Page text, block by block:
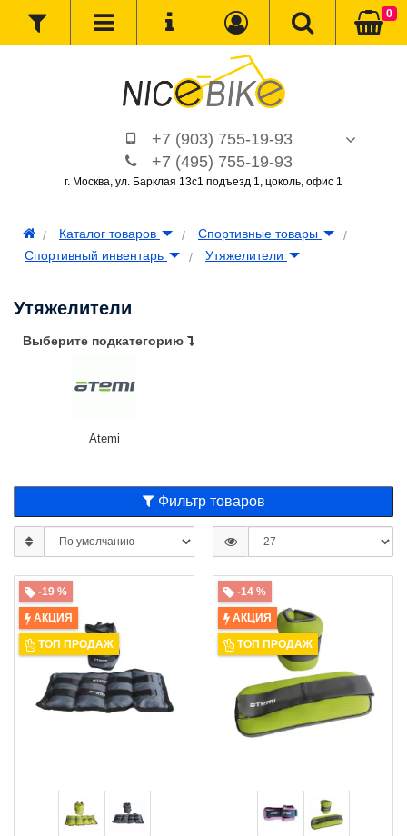
+7 (903) 755-19-93
+7 (495) 755-19-93
г. Москва, ул. Барклая 13с1 подъезд 1, цоколь, офис 1
0
Каталог товаров
Спортивные товары
Спортивный инвентарь
Утяжелители
Утяжелители
Выберите подкатегорию
Atemi
Фильтр товаров
-19 %
АКЦИЯ
ТОП ПРОДАЖ
-14 %
АКЦИЯ
ТОП ПРОДАЖ